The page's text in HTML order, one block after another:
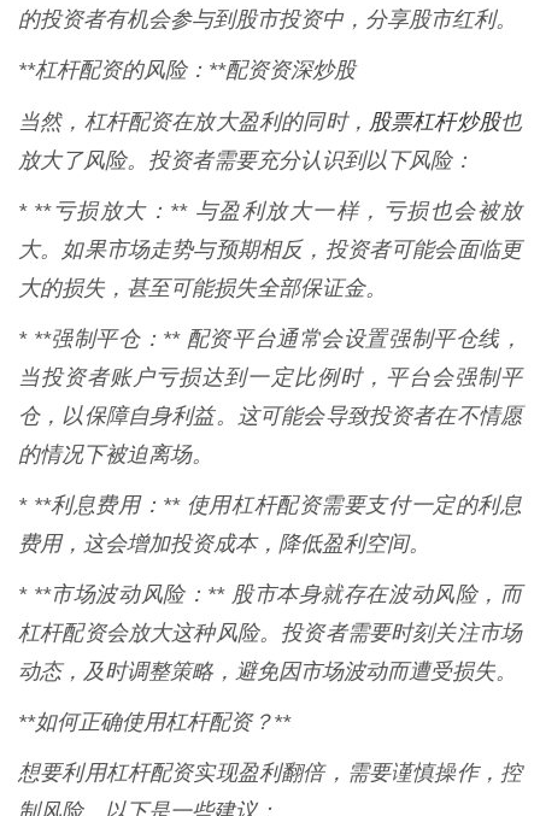
的投资者有机会参与到股市投资中，分享股市红利。
**杠杆配资的风险：**配资资深炒股
当然，杠杆配资在放大盈利的同时， 股票杠杆炒股也
放大了风险。投资者需要充分认识到以下风险：
* **亏损放大：** 与盈利放大一样，亏损也会被放
大。如果市场走势与预期相反，投资者可能会面临更
大的损失，甚至可能损失全部保证金。
* **强制平仓：** 配资平台通常会设置强制平仓线，
当投资者账户亏损达到一定比例时，平台会强制平
仓，以保障自身利益。这可能会导致投资者在不情愿
的情况下被迫离场。
* **利息费用：** 使用杠杆配资需要支付一定的利息
费用，这会增加投资成本，降低盈利空间。
* **市场波动风险：** 股市本身就存在波动风险，而
杠杆配资会放大这种风险。投资者需要时刻关注市场
动态，及时调整策略，避免因市场波动而遭受损失。
**如何正确使用杠杆配资？**
想要利用杠杆配资实现盈利翻倍，需要谨慎操作，控